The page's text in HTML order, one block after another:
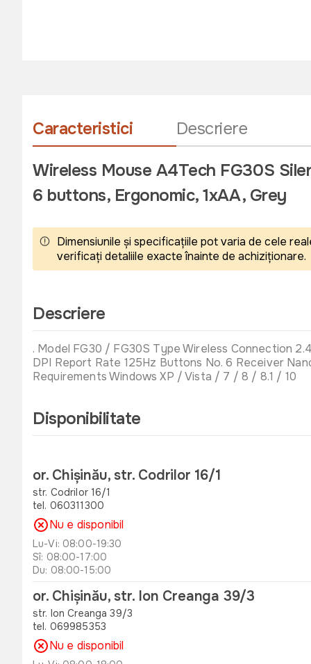
Caracteristici Descriere
Wireless Mouse A4Tech FG30S
6 buttons, Ergonomic, 1xAA, Grey
Dimensiunile și specificațiile pot varia de cele
verificați detaliile exacte înainte de achiziționare.
Descriere
. Model FG30 / FG30S Type Wireless Connection
DPI Report Rate 125Hz Buttons No. 6 Receiver
Requirements Windows XP / Vista / 7 / 8 / 8.1 / 10
Disponibilitate
or. Chișinău, str. Codrilor 16/1
str. Codrilor 16/1
tel. 060311300
Nu e disponibil
Lu-Vi: 08:00-19:30
Sî: 08:00-17:00
Du: 08:00-15:00
or. Chișinău, str. Ion Creanga 39/3
str. Ion Creanga 39/3
tel. 069985353
Nu e disponibil